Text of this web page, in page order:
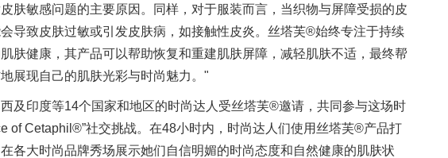
肤敏感问题的主要原因。同样，对于服装而言，当织物与屏障受损的皮
导致皮肤过敏或引发皮肤病，如接触性皮炎。丝塔芙®始终专注于持续
肤健康，其产品可以帮助恢复和重建肌肤屏障，减轻肌肤不适，最终帮
展现自己的肌肤光彩与时尚魅力。"
及印度等14个国家和地区的时尚达人受丝塔芙®邀请，共同参与这场时
of Cetaphil®”社交挑战。在48小时内，时尚达人们使用丝塔芙®产品打
各大时尚品牌秀场展示她们自信明媚的时尚态度和自然健康的肌肤状